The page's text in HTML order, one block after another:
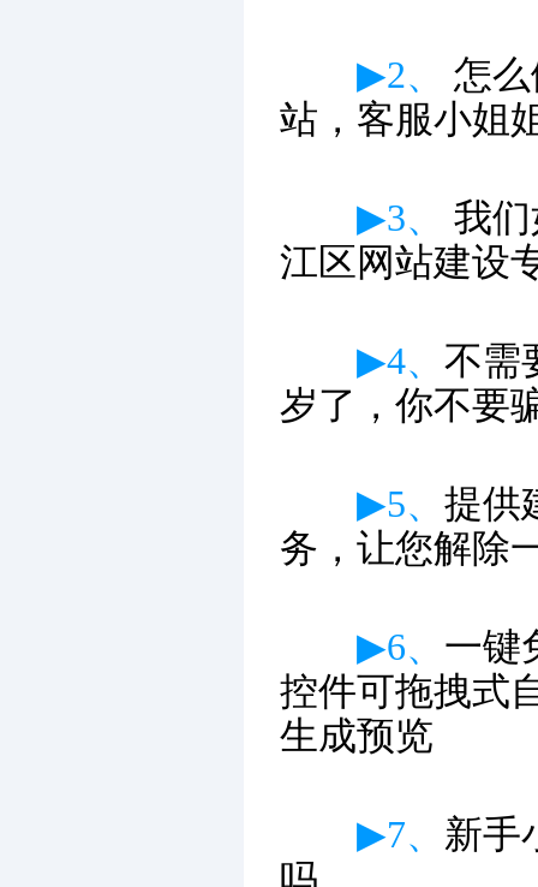
▶2、 怎
站，客服小姐
▶3、 我
江区网站建设
▶4、 不需
岁了，你不要
▶5、 提供
务，让您解除
▶6、 一键
控件可拖拽式
生成预览
▶7、 新手